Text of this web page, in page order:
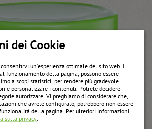
dei Cookie
un’esperienza ottimale del sito web. I
funzionamento della pagina, possono essere
a scopi statistici, per rendere più gradevole
e personalizzare i contenuti. Potrete decidere
autorizzare. Vi preghiamo di considerare che,
che avrete configurato, potrebbero non essere
della pagina. Per ulteriori informazioni
sulla privacy